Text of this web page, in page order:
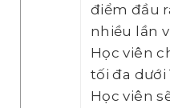
điểm đầu
nhiều lần
Học viên
tối đa dưới
Học viên